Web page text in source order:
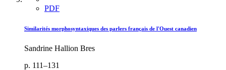
PDF
Similarités morphosyntaxiques des parlers français de l'Ouest canadien
Sandrine Hallion Bres
p. 111–131